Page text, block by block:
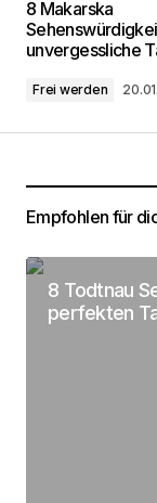
veröffentlicht.
markiert
Kommentar*
Dein Name*
Deine Email
8 Makarska
unvergessliche
Frei werden
Empfohlen für
8 Todtnau
perfekten